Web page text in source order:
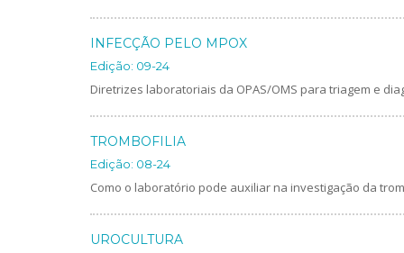
INFECÇÃO PELO MPOX
Edição: 09-24
Diretrizes laboratoriais da OPAS/OMS para triagem e
TROMBOFILIA
Edição: 08-24
Como o laboratório pode auxiliar na investigação da
UROCULTURA